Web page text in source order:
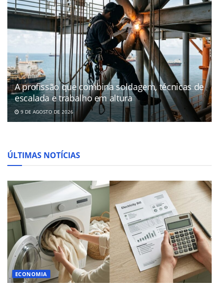
A profissão que combina soldagem, técnicas de
escalada e trabalho em altura
9 DE AGOSTO DE 2026
ÚLTIMAS NOTÍCIAS
ECONOMIA